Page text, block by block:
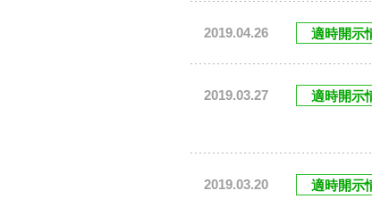
2019.04.26 適時開示
2019.03.27 適時開示
2019.03.20 適時開示